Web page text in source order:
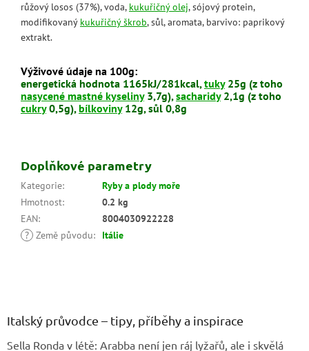
růžový losos (37%), voda, kukuřičný olej, sójový protein,
modifikovaný kukuřičný škrob, sůl, aromata, barvivo: paprikový
extrakt.
Výživové údaje na 100g:
energetická hodnota 1165kJ/281kcal,tuky25g (z toho
nasycené mastné kyseliny3,7g),sacharidy2,1g (z toho
cukry0,5g),bílkoviny12g, sůl 0,8g
Doplňkové parametry
Kategorie:
Ryby a plody moře
Hmotnost:
0.2 kg
EAN:
8004030922228
? Země původu: Itálie
Italský průvodce – tipy, příběhy a inspirace
Sella Ronda v létě: Arabba není jen ráj lyžařů, ale i skvělá